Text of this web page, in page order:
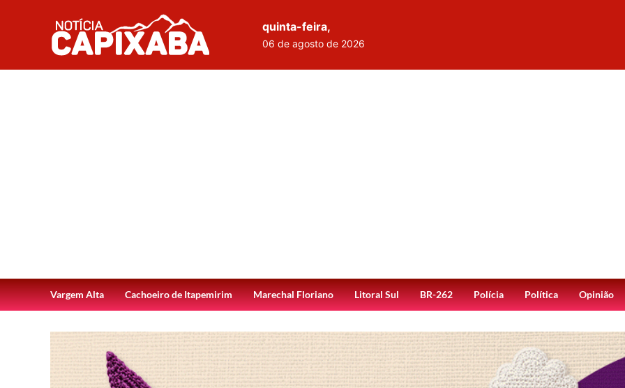
quinta-feira,
06 de agosto de 2026
Vargem Alta Cachoeiro de Itapemirim Marechal Floriano Litoral Sul BR-262 Polícia Política Opinião